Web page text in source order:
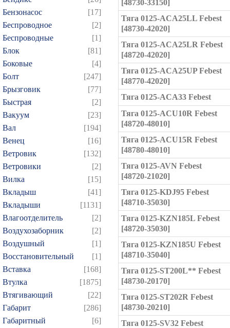
Бензонасос
[17]
Беспроводное
[2]
Беспроводные
[1]
Блок
[81]
Боковые
[4]
Болт
[247]
Брызговик
[77]
Быстрая
[2]
Вакуум
[23]
Вал
[194]
Венец
[16]
Ветровик
[132]
Ветровики
[2]
Вилка
[15]
Вкладыш
[41]
Вкладыши
[1131]
Влагоотделитель
[2]
Воздухозаборник
[2]
Воздушный
[1]
Восстановительный
[1]
Вставка
[168]
Втулка
[1875]
Втягивающий
[22]
Габарит
[286]
Габаритный
[6]
[48730-33150]
Тяга 0125-ACA25LL Febest
[48730-42020]
Тяга 0125-ACA25LR Febest
[48720-42020]
Тяга 0125-ACA25UP Febest
[48770-42020]
Тяга 0125-ACA33 Febest
Тяга 0125-ACU10R Febest
[48720-48010]
Тяга 0125-ACU15R Febest
[48780-48010]
Тяга 0125-AVN Febest
[48720-21020]
Тяга 0125-KDJ95 Febest
[48710-35030]
Тяга 0125-KZN185L Febest
[48720-35030]
Тяга 0125-KZN185U Febest
[48710-35040]
Тяга 0125-ST200L** Febest
[48730-20170]
Тяга 0125-ST202R Febest
[48730-20210]
Тяга 0125-SV32 Febest